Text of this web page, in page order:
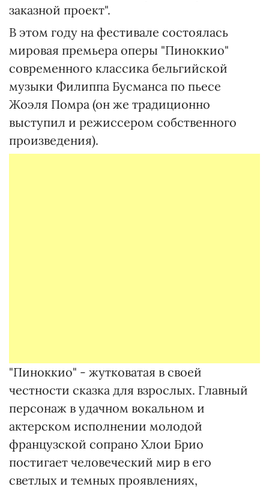
заказной проект".
В этом году на фестивале состоялась
мировая премьера оперы "Пиноккио"
современного классика бельгийской
музыки Филиппа Бусманса по пьесе
Жоэля Помра (он же традиционно
выступил и режиссером собственного
произведения).
"Пиноккио" - жутковатая в своей
честности сказка для взрослых. Главный
персонаж в удачном вокальном и
актерском исполнении молодой
французской сопрано Хлои Брио
постигает человеческий мир в его
светлых и темных проявлениях,